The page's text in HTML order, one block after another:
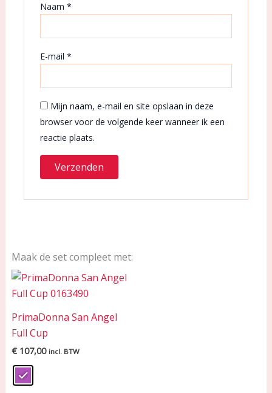
Naam*
E-mail*
Mijn naam, e-mail en site opslaan in deze
browser voor de volgende keer wanneer ik een
reactie plaats.
Maak de set compleet met:
PrimaDonna San Angel
Full Cup
€107,00 incl. BTW